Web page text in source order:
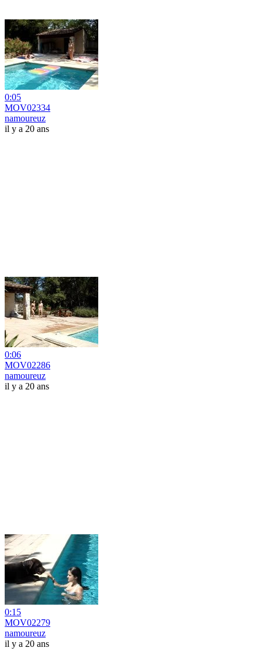
0:05
MOV02334
namoureuz
il y a 20 ans
0:06
MOV02286
namoureuz
il y a 20 ans
0:15
MOV02279
namoureuz
il y a 20 ans